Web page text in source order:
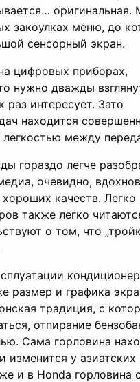
оригинальная.
закоулках меню, до
сенсорный экран.
цифровых приборах,
нужно дважды
раз интересует. Зато
находится
между
гораздо легче
очевидно,
качеств. Легко
также легко
о том, что
размер и графика
традиция, с
отпирание
Сама горловина
изменится у азиатских
и в Honda горловина